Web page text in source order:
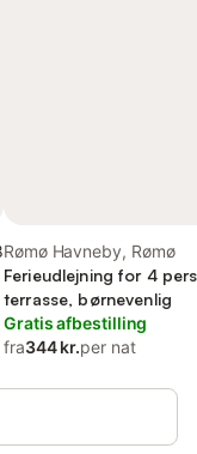
Rømø Havneby, Rømø
Ferieudlejning for 4
terrasse, børnevenlig
Gratis afbestilling
fra344 kr.per nat